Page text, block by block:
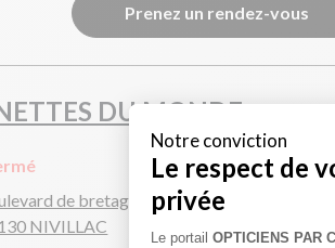
Prenez un rendez-vous
DU MONDE
de bretagne
NIVILLAC
Notre conviction
Le respect de
privée
Plateforme de
Le portail OPTICIENS PAR